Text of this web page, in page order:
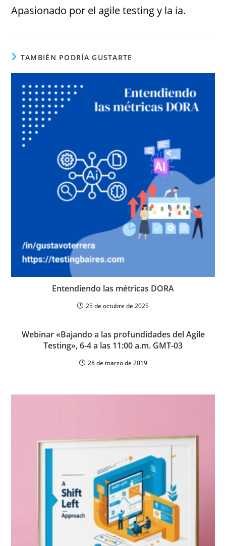
Apasionado por el agile testing y la ia.
TAMBIÉN PODRÍA GUSTARTE
Entendiendo las métricas DORA
25 de octubre de 2025
Webinar «Bajando a las profundidades del Agile
Testing», 6-4 a las 11:00 a.m. GMT-03
28 de marzo de 2019